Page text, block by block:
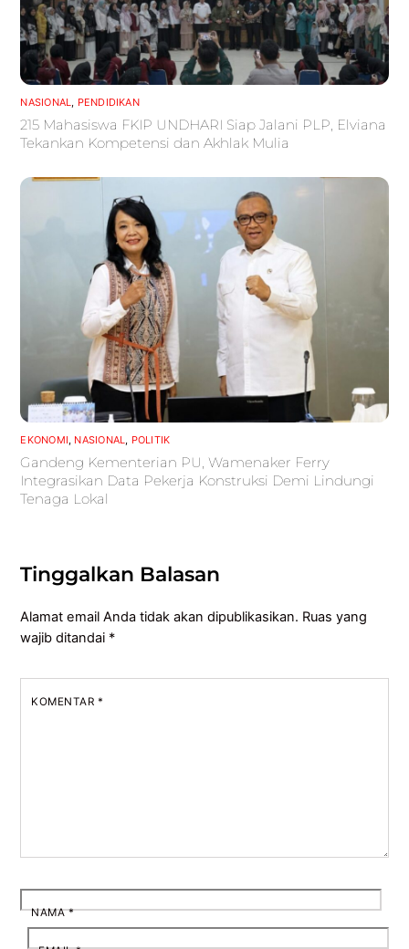
NASIONAL, PENDIDIKAN
215 Mahasiswa FKIP UNDHARI Siap Jalani PLP, Elviana
Tekankan Kompetensi dan Akhlak Mulia
EKONOMI, NASIONAL, POLITIK
Gandeng Kementerian PU, Wamenaker Ferry
Integrasikan Data Pekerja Konstruksi Demi Lindungi
Tenaga Lokal
Tinggalkan Balasan
Alamat email Anda tidak akan dipublikasikan. Ruas yang
wajib ditandai *
KOMENTAR *
NAMA*